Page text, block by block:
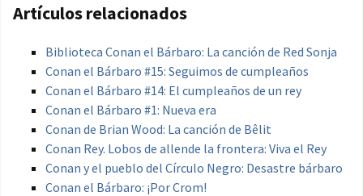
Artículos relacionados
Biblioteca Conan el Bárbaro: La canción de Red Sonja
Conan el Bárbaro #15: Seguimos de cumpleaños
Conan el Bárbaro #14: El cumpleaños de un rey
Conan el Bárbaro #1: Nueva era
Conan de Brian Wood: La canción de Bêlit
Conan Rey. Lobos de allende la frontera: Viva el Rey
Conan y el pueblo del Círculo Negro: Desastre bárbaro
Conan el Bárbaro: ¡Por Crom!